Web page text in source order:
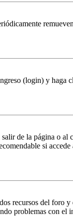
(login) y haga
de la página o
si
recursos del foro
problemas con el